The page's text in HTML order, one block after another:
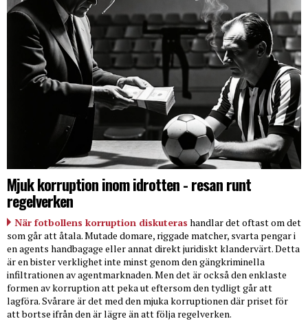
Mjuk korruption inom idrotten - resan runt
regelverken
När fotbollens korruption diskuteras handlar det oftast om det
som går att åtala. Mutade domare, riggade matcher, svarta pengar i
en agents handbagage eller annat direkt juridiskt klandervärt. Detta
är en bister verklighet inte minst genom den gängkriminella
infiltrationen av agentmarknaden. Men det är också den enklaste
formen av korruption att peka ut eftersom den tydligt går att
lagföra. Svårare är det med den mjuka korruptionen där priset för
att bortse ifrån den är lägre än att följa regelverken.